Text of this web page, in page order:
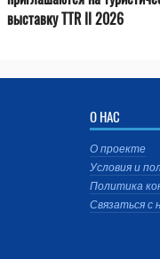
выставку TTR II 2026
О НАС
О проекте
Условия и
Политика
Связаться с